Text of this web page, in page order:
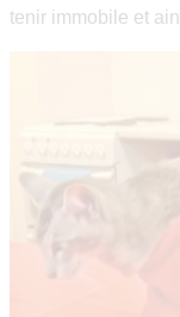
tenir immobile et